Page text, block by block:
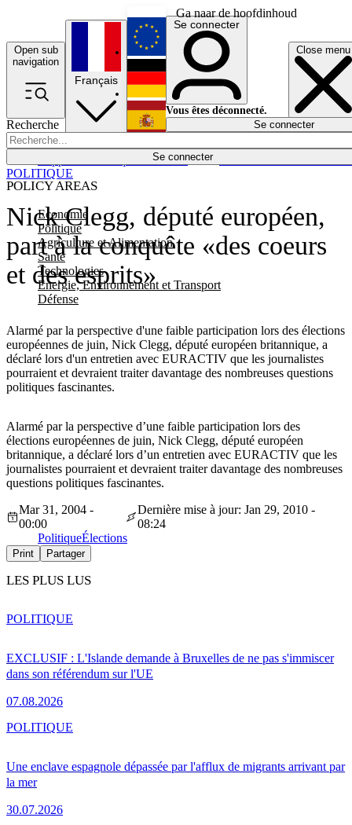
Ga naar de hoofdinhoud
Open sub
navigation
Close menu
Recherche
Se connecter
POLICY AREAS
Economie
Politique
Agriculture et Alimentation
Santé
Technologies
Energie, Environnement et Transport
Défense
Économie
Français
English
Deutsch
Español
Se connecter
Vous êtes déconnecté.
Se connecter
Nick Clegg, député européen,
part à la conquête «des coeurs
et des esprits»
Alarmé par la perspective d'une faible participation lors des élections
européennes de juin, Nick Clegg, député européen britannique, a
déclaré lors d'un entretien avec EURACTIV que les journalistes
pourraient et devraient traiter davantage des nombreuses questions
politiques fascinantes.
POLITIQUE
Alarmé par la perspective d’une faible participation lors des
élections européennes de juin, Nick Clegg, député européen
britannique, a déclaré lors d’un entretien avec EURACTIV que les
journalistes pourraient et devraient traiter davantage des nombreuses
questions politiques fascinantes.
Mar 31, 2004 -
00:00
Dernière mise à jour: Jan 29, 2010 -
08:24
PolitiqueÉlections
Print Partager
LES PLUS LUS
EXCLUSIF : L'Islande demande à Bruxelles de ne pas s'immiscer
dans son référendum sur l'UE
07.08.2026
POLITIQUE
Une enclave espagnole dépassée par l'afflux de migrants arrivant par
la mer
30.07.2026
POLITIQUE